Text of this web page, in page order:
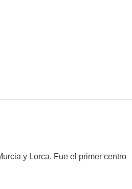
y Lorca. Fue el primer centro